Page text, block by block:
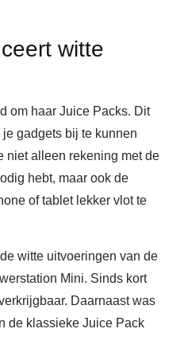
witte
om haar Juice Packs. Dit
gadgets bij te kunnen
niet alleen rekening met de
hebt, maar ook de
of tablet lekker vlot te
witte uitvoeringen van de
Mini. Sinds kort
Daarnaast was
de klassieke Juice Pack